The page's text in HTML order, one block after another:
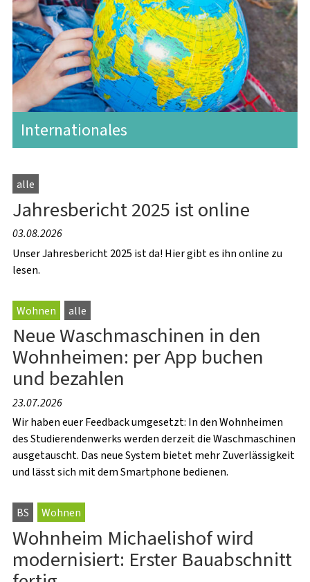
Internationales
alle
Jahresbericht 2025 ist online
03.08.2026
Unser Jahresbericht 2025 ist da! Hier gibt es ihn online zu
lesen.
Wohnen alle
Neue Waschmaschinen in den
Wohnheimen: per App buchen
und bezahlen
23.07.2026
Wir haben euer Feedback umgesetzt: In den Wohnheimen
des Studierendenwerks werden derzeit die Waschmaschinen
ausgetauscht. Das neue System bietet mehr Zuverlässigkeit
und lässt sich mit dem Smartphone bedienen.
BS Wohnen
Wohnheim Michaelishof wird
modernisiert: Erster Bauabschnitt